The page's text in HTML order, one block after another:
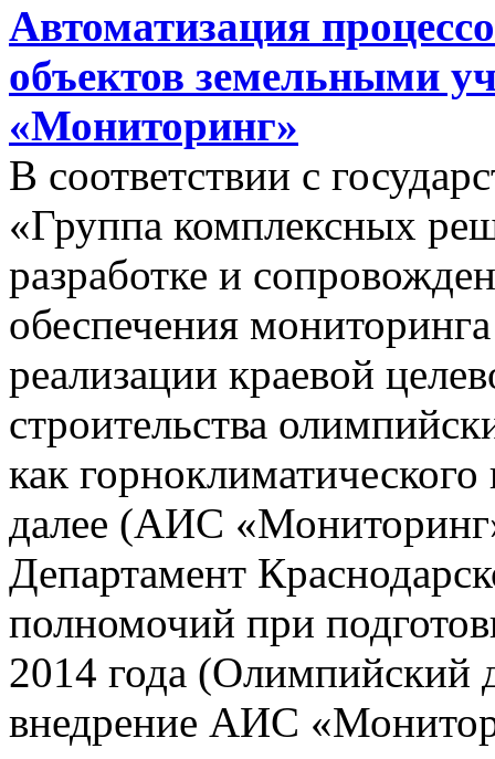
Автоматизация
объектов земельными
«Мониторинг»
В соответствии с
«Группа комплексных
разработке и
обеспечения
реализации краевой
строительства
как
далее (АИС
Департамент
полномочий при
2014 года (Олимпийский
внедрение АИС